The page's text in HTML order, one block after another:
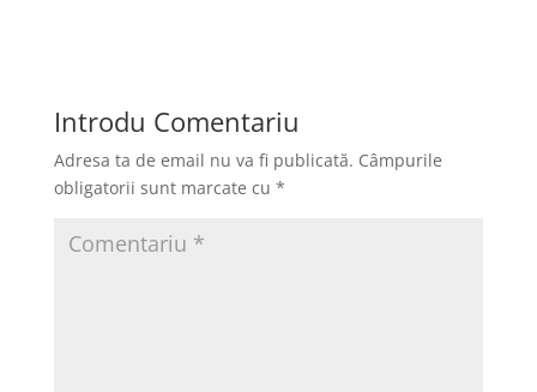
Introdu Comentariu
Adresa ta de email nu va fi publicată. Câmpurile
obligatorii sunt marcate cu *